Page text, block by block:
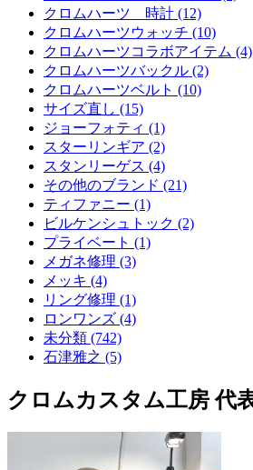
クロムハーツ 時計 (12)
クロムハーツウォッチ (10)
クロムハーツコラボアイテム (4)
クロムハーツバックル (2)
クロムハーツベルト (10)
サイズ直し (15)
ジョーフォティ (1)
スターリンギア (2)
スタンリーゲス (4)
その他のブランド (21)
ティファニー (1)
ビルケンシュトック (2)
プライベート (1)
メガネ修理 (3)
メッキ (4)
リング修理 (1)
ロンワンズ (4)
未分類 (742)
石津雅之 (5)
クロムカスタム工房 代